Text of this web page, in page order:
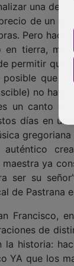
una de
de un
Pero
en tierra, me
permitir que
posible que
no
un canto a
días en
ya
ser su
de Pastrana
Francisco,
de
la historia:
YA que los